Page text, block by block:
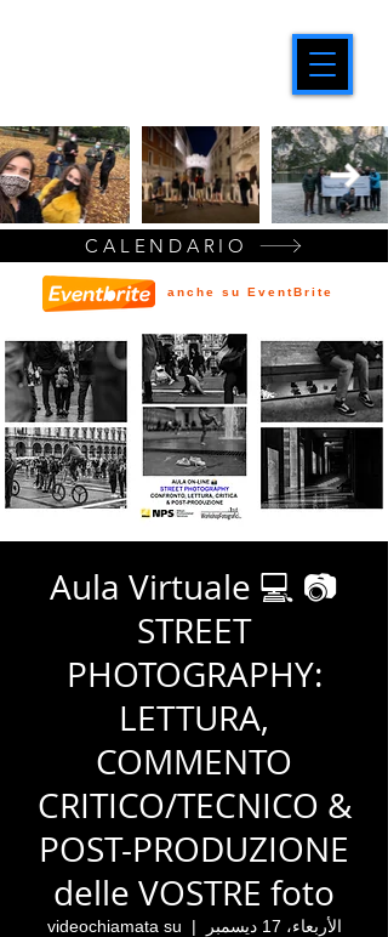
Aula Virtuale 💻 📷
STREET
PHOTOGRAPHY:
LETTURA,
COMMENTO
CRITICO/TECNICO &
POST-PRODUZIONE
delle VOSTRE foto
الأربعاء، 17 ديسمبر
  |
videochiamata su
CALENDARIO
anche su EventBrite